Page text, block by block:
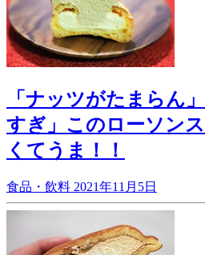
「ナッツがたまらん
すぎ」このローソン
くてうま！！
食品・飲料 2021年11月5日